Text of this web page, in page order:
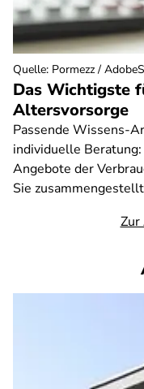
Das Wichtigste
Altersvorsorge
Passende Wissens-
individuelle
Angebote der
Sie
Zur
Quelle: Pormezz /